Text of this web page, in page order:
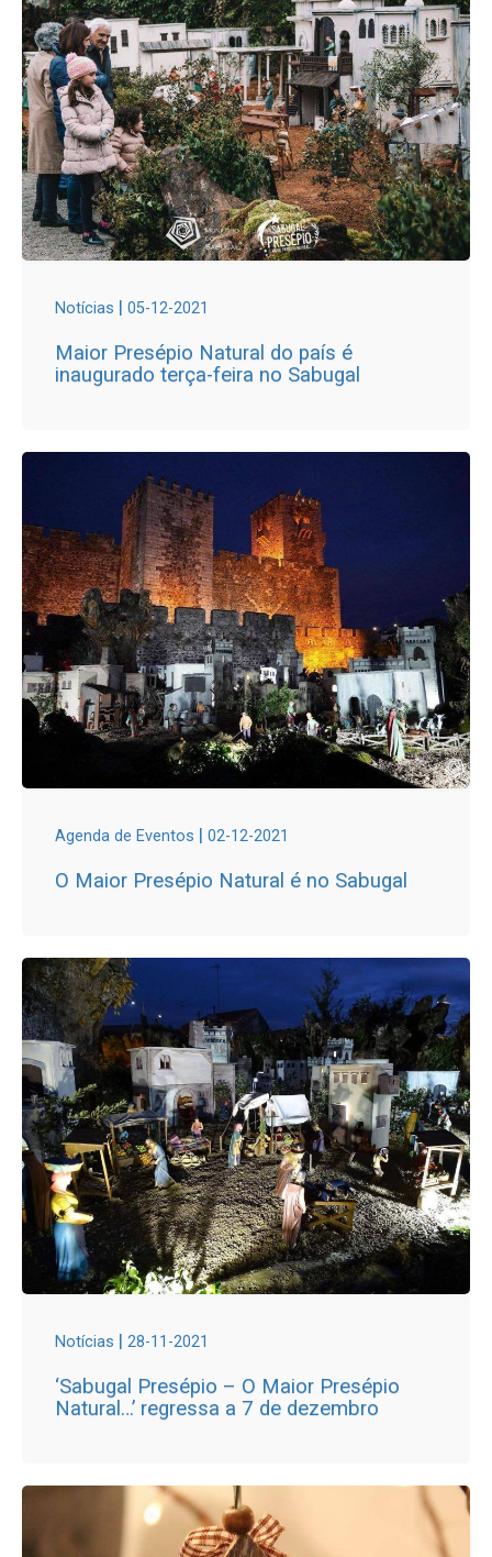
Notícias | 05-12-2021
Maior Presépio Natural do país é
inaugurado terça-feira no Sabugal
Agenda de Eventos | 02-12-2021
O Maior Presépio Natural é no Sabugal
Notícias | 28-11-2021
‘Sabugal Presépio – O Maior Presépio
Natural…’ regressa a 7 de dezembro